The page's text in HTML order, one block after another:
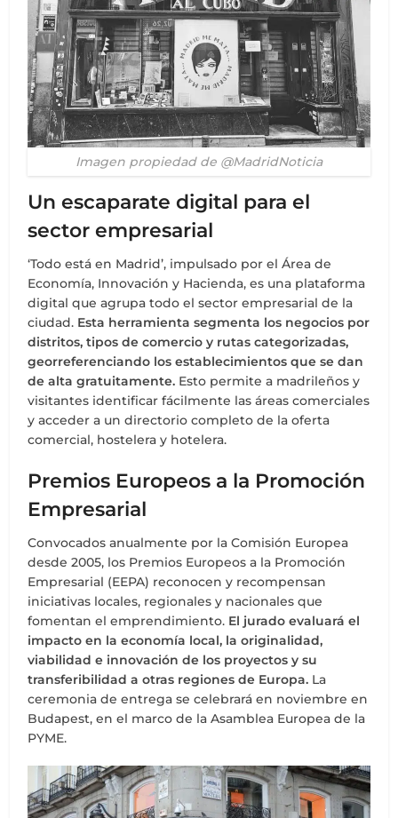
Imagen propiedad de @MadridNoticia
Un escaparate digital para el
sector empresarial
‘Todo está en Madrid’, impulsado por el Área de
Economía, Innovación y Hacienda, es una plataforma
digital que agrupa todo el sector empresarial de la
ciudad. Esta herramienta segmenta los negocios por
distritos, tipos de comercio y rutas categorizadas,
georreferenciando los establecimientos que se dan
de alta gratuitamente. Esto permite a madrileños y
visitantes identificar fácilmente las áreas comerciales
y acceder a un directorio completo de la oferta
comercial, hostelera y hotelera.
Premios Europeos a la Promoción
Empresarial
Convocados anualmente por la Comisión Europea
desde 2005, los Premios Europeos a la Promoción
Empresarial (EEPA) reconocen y recompensan
iniciativas locales, regionales y nacionales que
fomentan el emprendimiento. El jurado evaluará el
impacto en la economía local, la originalidad,
viabilidad e innovación de los proyectos y su
transferibilidad a otras regiones de Europa. La
ceremonia de entrega se celebrará en noviembre en
Budapest, en el marco de la Asamblea Europea de la
PYME.